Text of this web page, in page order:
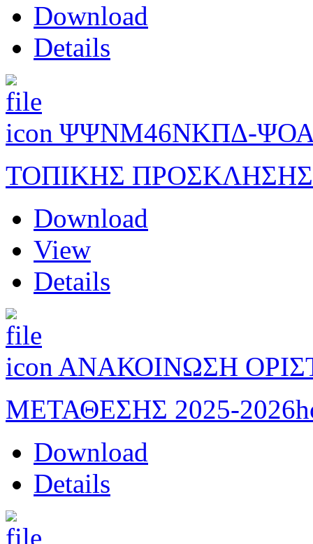
Download
Details
ΨΨΝΜ46ΝΚΠΔ-
ΤΟΠΙΚΗΣ ΠΡΟΣΚΛΗΣΗΣ
Download
View
Details
ΑΝΑΚΟΙΝΩΣΗ
ΜΕΤΑΘΕΣΗΣ 2025-2026
Download
Details